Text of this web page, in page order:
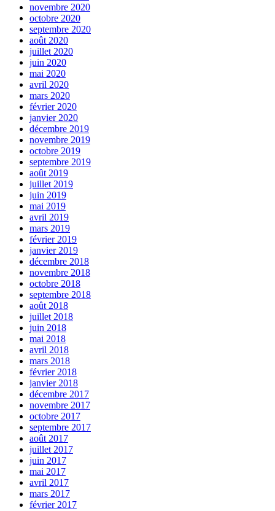
novembre 2020
octobre 2020
septembre 2020
août 2020
juillet 2020
juin 2020
mai 2020
avril 2020
mars 2020
février 2020
janvier 2020
décembre 2019
novembre 2019
octobre 2019
septembre 2019
août 2019
juillet 2019
juin 2019
mai 2019
avril 2019
mars 2019
février 2019
janvier 2019
décembre 2018
novembre 2018
octobre 2018
septembre 2018
août 2018
juillet 2018
juin 2018
mai 2018
avril 2018
mars 2018
février 2018
janvier 2018
décembre 2017
novembre 2017
octobre 2017
septembre 2017
août 2017
juillet 2017
juin 2017
mai 2017
avril 2017
mars 2017
février 2017